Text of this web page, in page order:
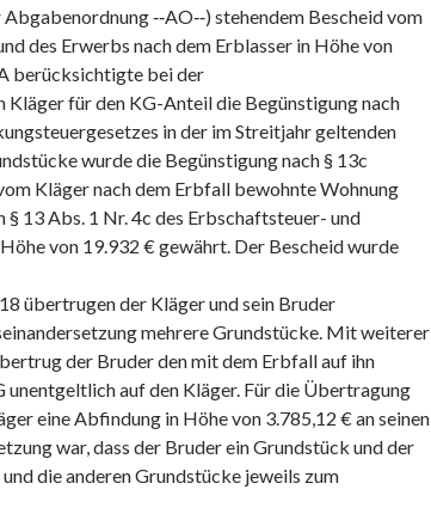
‑‑AO‑‑) stehendem Bescheid vom
des Erwerbs nach dem Erblasser in Höhe von
berücksichtigte bei der
für den KG-Anteil die Begünstigung nach
in der im Streitjahr geltenden
wurde die Begünstigung nach § 13c
Kläger nach dem Erbfall bewohnte Wohnung
13 Abs. 1 Nr. 4c des Erbschaftsteuer- und
von 19.932 € gewährt. Der Bescheid wurde
übertrugen der Kläger und sein Bruder
mehrere Grundstücke. Mit weiterer
der Bruder den mit dem Erbfall auf ihn
unentgeltlich auf den Kläger. Für die Übertragung
eine Abfindung in Höhe von 3.785,12 € an seinen
war, dass der Bruder ein Grundstück und der
die anderen Grundstücke jeweils zum